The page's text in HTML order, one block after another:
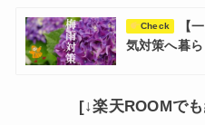
Check
【
気対策へ暮
[↓楽天ROOMで